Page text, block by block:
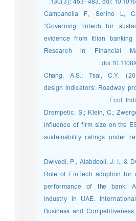
17)Campanella F, Serino
“Governing fintech for
evidence from Itlian banking
Research in Financial
18)Chang, A.S.; Tsai, C.Y.
design indicators: Roadway
Ecol.
19)Drempetic, S.; Klein, C.;
influence of firm size on the
sustainability ratings under
20)Dwivedi, P., Alabdooli, J. I.,
Role of FinTech adoption for
performance of the bank:
industry in UAE.
Business and